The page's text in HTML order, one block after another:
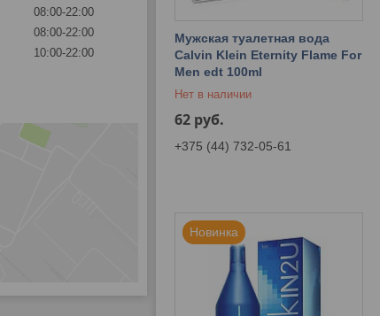
Мужская туалетная вода
Calvin Klein Eternity Flame For
Men edt 100ml
Нет в наличии
62 руб.
+375 (44) 732-05-61
Новинка
08:00-22:00
08:00-22:00
10:00-22:00